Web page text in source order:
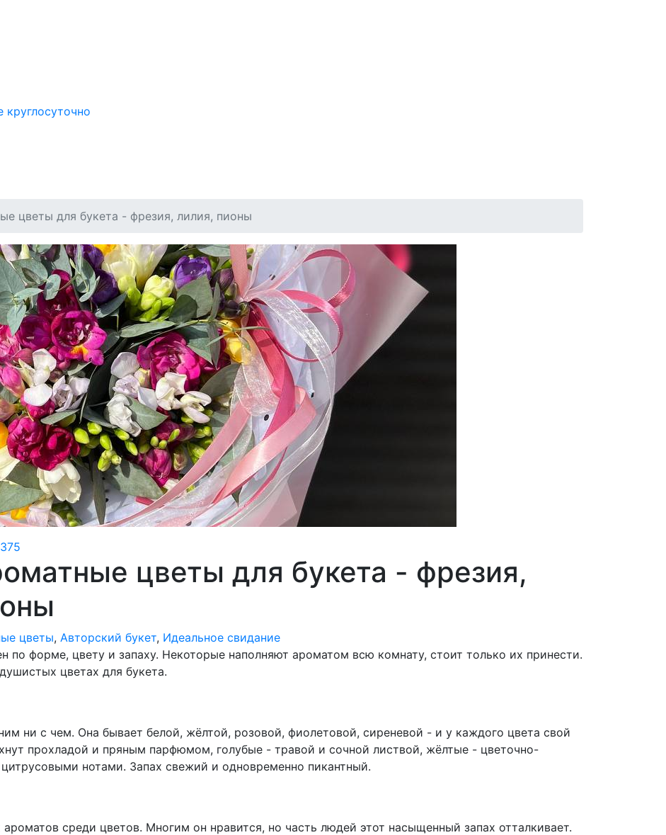
цветы для букета - фрезия, лилия, пионы
375
цветы для букета - фрезия,
цветы, Авторский букет, Идеальное свидание
по форме, цвету и запаху. Некоторые наполняют ароматом всю комнату, стоит только их принести.
цветах для букета.
ни с чем. Она бывает белой, жёлтой, розовой, фиолетовой, сиреневой - и у каждого цвета свой
прохладой и пряным парфюмом, голубые - травой и сочной листвой, жёлтые - цветочно-
нотами. Запах свежий и одновременно пикантный.
среди цветов. Многим он нравится, но часть людей этот насыщенный запах отталкивает.